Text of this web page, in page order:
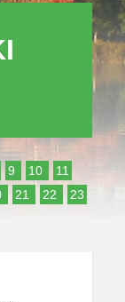
9 10
11
21 22
23